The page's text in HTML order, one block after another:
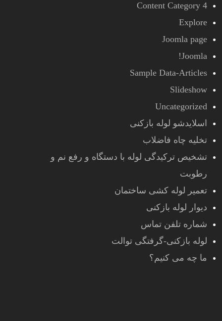
Content Category 4
Explore
Joomla page
Joomla!
Sample Data-Articles
Slideshow
Uncategorized
اسلایدشو لوله بازکنی
تخلیه چاه فاضلاب
تشخیص ترکیدگی لوله با دستگاه و رفع نم و
رطوبت
تعمیر لوله کشی ساختمان
دیوار لوله بازکنی
شماره تلفن تماس
لوله بازکنی-گرفتگی توالت
ما چه می کنیم؟